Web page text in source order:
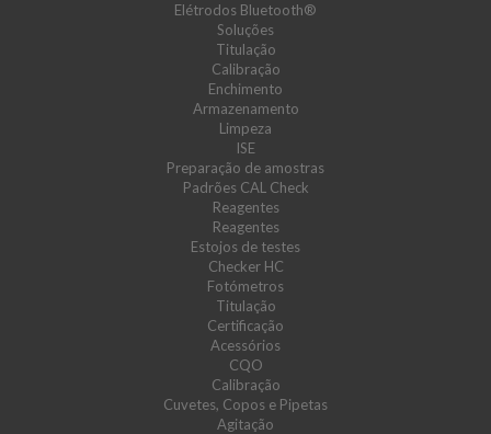
Elétrodos Bluetooth®
Soluções
Titulação
Calibração
Enchimento
Armazenamento
Limpeza
ISE
Preparação de amostras
Padrões CAL Check
Reagentes
Reagentes
Estojos de testes
Checker HC
Fotómetros
Titulação
Certificação
Acessórios
CQO
Calibração
Cuvetes, Copos e Pipetas
Agitação